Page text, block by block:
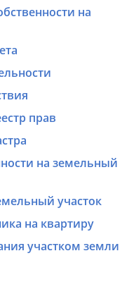
на
прав
на земельный
участок
на квартиру
участком земли